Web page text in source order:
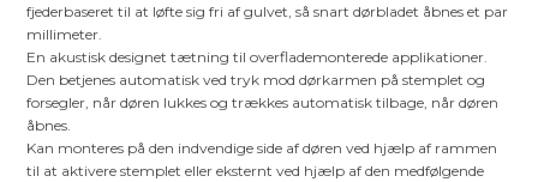
fjederbaseret til at løfte sig fri af gulvet, så snart dørbladet åbnes et par
millimeter.
En akustisk designet tætning til overflademonterede applikationer.
Den betjenes automatisk ved tryk mod dørkarmen på stemplet og
forsegler, når døren lukkes og trækkes automatisk tilbage, når døren
åbnes.
Kan monteres på den indvendige side af døren ved hjælp af rammen
til at aktivere stemplet eller eksternt ved hjælp af den medfølgende